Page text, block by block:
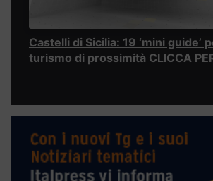
Castelli di Sicilia: 19 ‘mini guide’
turismo di prossimità CLICCA